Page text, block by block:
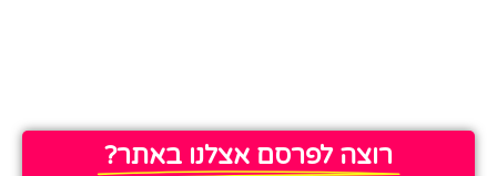
רוצה לפרסם אצלנו באתר?